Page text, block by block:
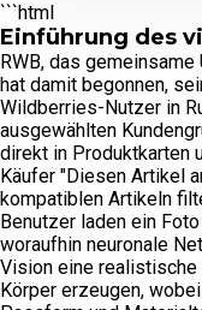
```html
Einführung des
RWB, das
hat damit begonnen,
Wildberries-Nutzer in
ausgewählten
direkt in Produktkarten
Käufer "Diesen Artikel
kompatiblen Artikeln
Benutzer laden ein
woraufhin neuronale
Vision eine realistische
Körper erzeugen,